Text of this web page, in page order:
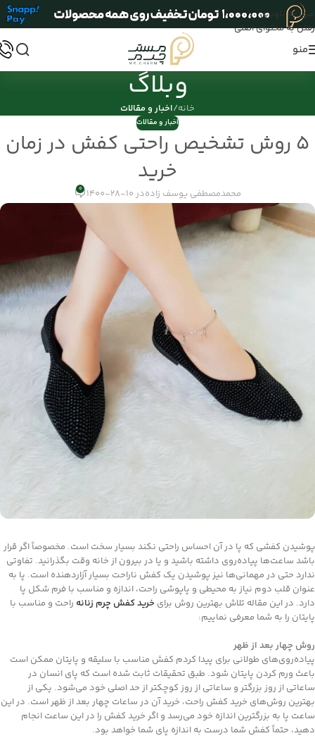
عبور به ناوبری
رفتن به محتوای اصلی
منو
وبلاگ
خانه/اخبار و مقالات
اخبار و مقالات
5 روش تشخیص راحتی کفش در زمان
خرید
محمدمصطفی یوسف زادهدر 10-28-1400 0
پوشیدن کفشی که پا در آن احساس راحتی نکند بسیار سخت است. مخصوصاً اگر قرار
باشد ساعت‌ها پیاده‌روی داشته باشید و یا در بیرون از خانه وقت بگذرانید. تفاوتی
ندارد حتی در مهمانی‌ها نیز پوشیدن یک کفش ناراحت بسیار آزاردهنده است. پا به
عنوان قلب دوم نیاز به محیطی و پاپوشی راحت، اندازه و مناسب با فرم شکل پا
دارد. در این مقاله تلاش بهترین روش برای خرید کفش چرم زنانه راحت و مناسب با
پایتان را به شما معرفی نماییم:
روش چهار بعد از ظهر
پیاده‌روی‌های طولانی برای پیدا کردم کفش مناسب با سلیقه و پایتان ممکن است
باعث ورم کردن پایتان شود. طبق تحقیقات ثابت شده است که پای انسان در
ساعاتی از روز بزرگتر و ساعاتی از روز کوچکتر از حد اصلی خود می‌شود. یکی از
بهترین روش‌های خرید کفش راحت، خرید آن در ساعات چهار بعد از ظهر است. در این
ساعت پا به بزرگترین اندازه خود می‌رسد و اگر خرید کفش را در این ساعت انجام
دهید، حتماً کفش شما درست به اندازه پای شما خواهد بود.